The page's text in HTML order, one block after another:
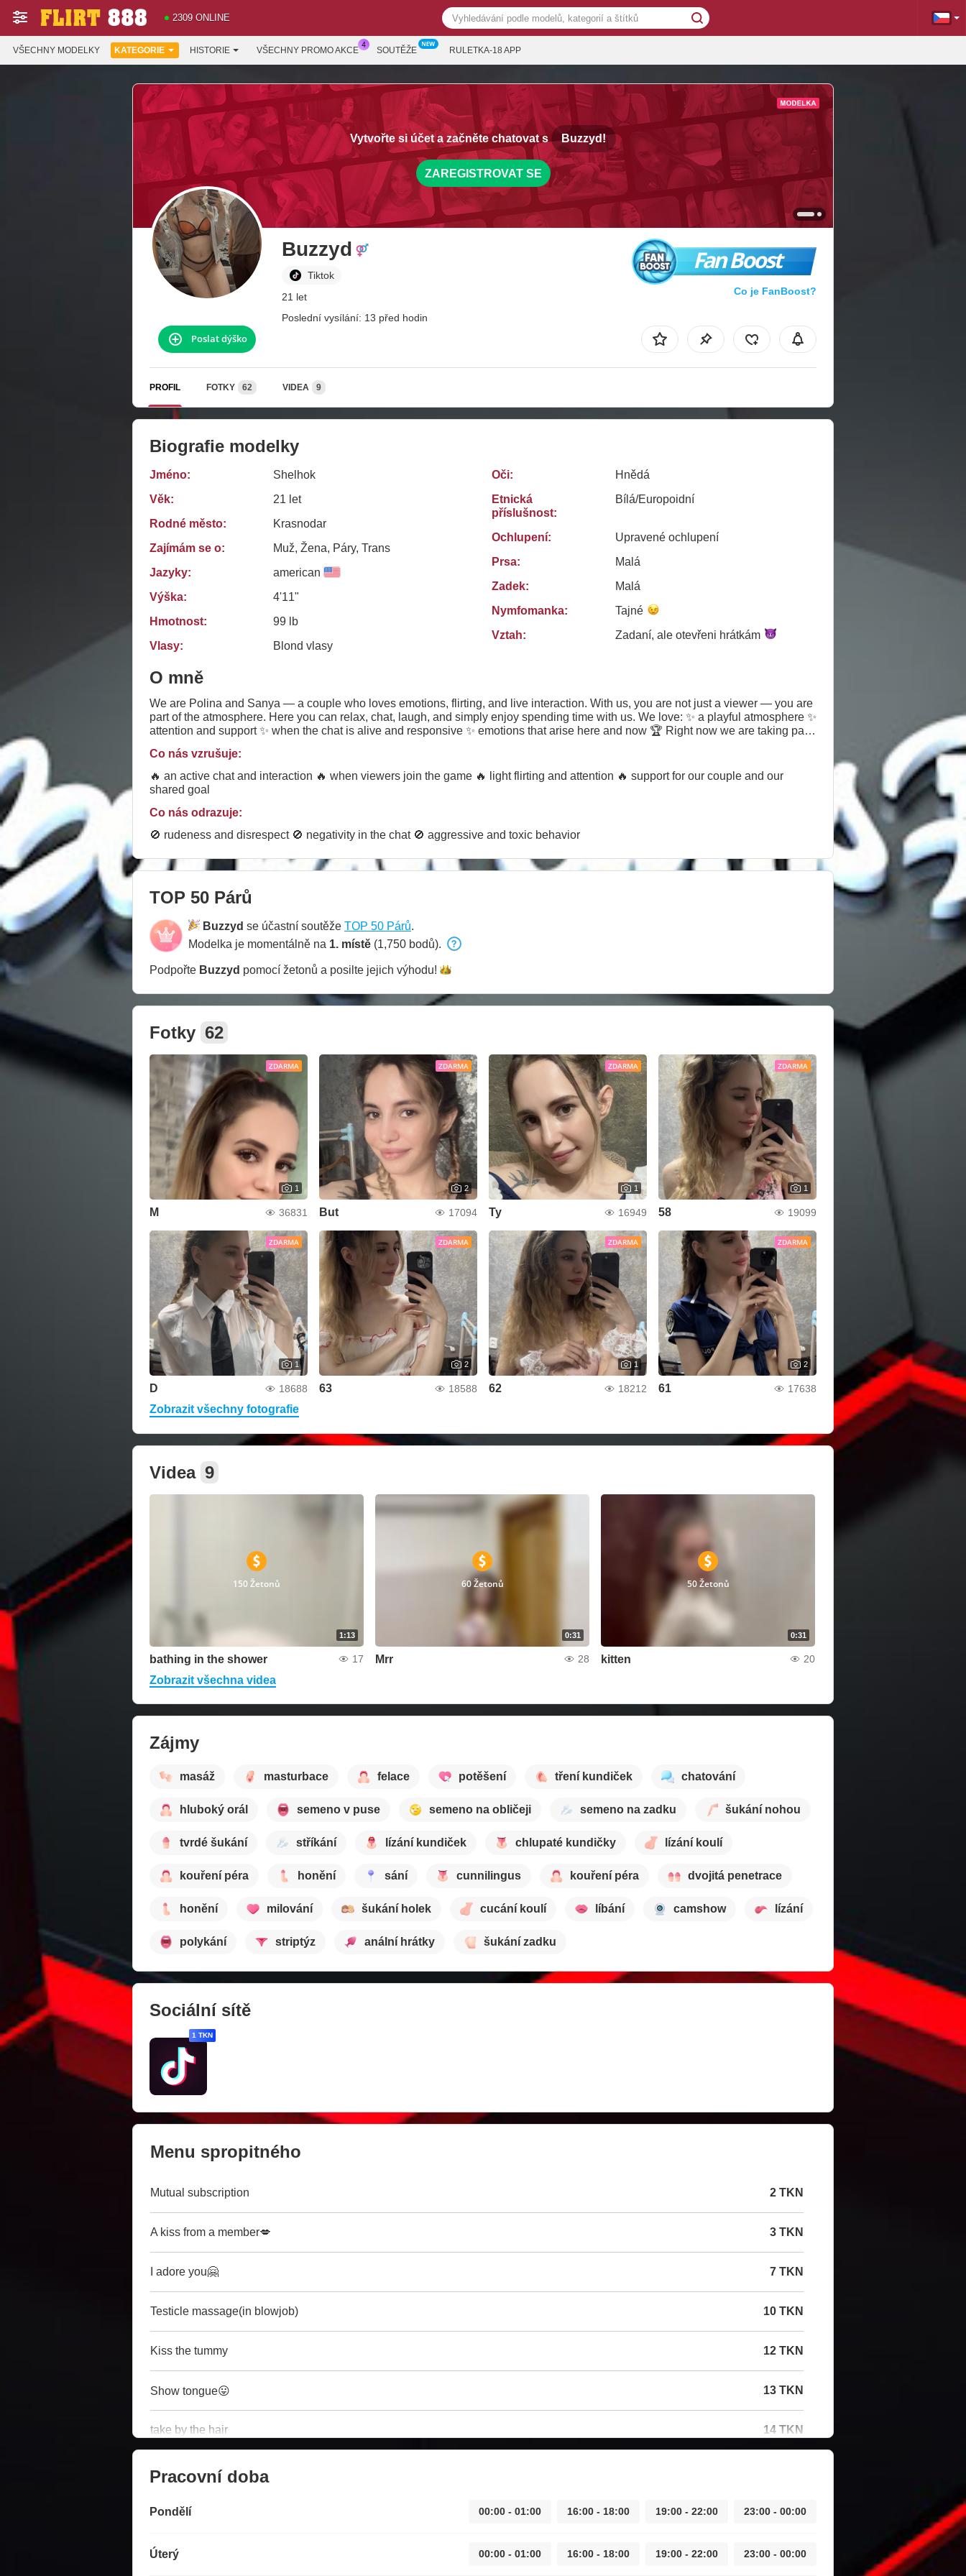
2309 ONLINE
VŠECHNY MODELKY KATEGORIE HISTORIE VŠECHNY PROMO AKCE SOUTĚŽE RULETKA-18 APP
Vytvořte si účet a začněte chatovat s Buzzyd!
ZAREGISTROVAT SE
Buzzyd
Tiktok
21 let
Poslední vysílání: 13 před hodin
Fan Boost
Co je FanBoost?
Poslat dýško
PROFIL FOTKY 62 VIDEA 9
Biografie modelky
Jméno:
Shelhok
Věk:
21 let
Rodné město:
Krasnodar
Zajímám se o:
Muž, Žena, Páry, Trans
Jazyky:
american
Výška:
4'11"
Hmotnost:
99 lb
Vlasy:
Blond vlasy
Oči:
Hnědá
Etnická
příslušnost:
Bílá/Europoidní
Ochlupení:
Upravené ochlupení
Prsa:
Malá
Zadek:
Malá
Nymfomanka:
Tajné
Vztah:
Zadaní, ale otevřeni hrátkám
O mně
We are Polina and Sanya — a couple who loves emotions, flirting, and live interaction. With us, you are not just a viewer — you are
part of the atmosphere. Here you can relax, chat, laugh, and simply enjoy spending time with us. We love: ✨ a playful atmosphere ✨
attention and support ✨ when the chat is alive and responsive ✨ emotions that arise here and now 🏆 Right now we are taking part
growth of our show. Thank you to everyone who is with us ❤️ 💬 If you enjoy the vibe — stay with us, chat, and become part of our
little team.
Co nás vzrušuje:
🔥 an active chat and interaction 🔥 when viewers join the game 🔥 light flirting and attention 🔥 support for our couple and our
shared goal
Co nás odrazuje:
🚫 rudeness and disrespect 🚫 negativity in the chat 🚫 aggressive and toxic behavior
TOP 50 Párů
Buzzyd se účastní soutěže TOP 50 Párů.
Modelka je momentálně na 1. místě (1,750 bodů).
Podpořte Buzzyd pomocí žetonů a posilte jejich výhodu!
Fotky 62
ZDARMA
1
M 36831
ZDARMA
2
But 17094
ZDARMA
1
Ty 16949
ZDARMA
1
58 19099
ZDARMA
1
D 18688
ZDARMA
2
63 18588
ZDARMA
1
62 18212
ZDARMA
2
61 17638
Zobrazit všechny fotografie
Videa 9
1:13
150 Žetonů
bathing in the shower 17
0:31
60 Žetonů
Mrr 28
0:31
50 Žetonů
kitten 20
Zobrazit všechna videa
Zájmy
masáž masturbace felace potěšení tření kundiček chatování
hluboký orál semeno v puse semeno na obličeji semeno na zadku šukání nohou
tvrdé šukání stříkání lízání kundiček chlupaté kundičky lízání koulí
kouření péra honění sání cunnilingus kouření péra dvojitá penetrace
honění milování šukání holek cucání koulí líbání camshow lízání
polykání striptýz anální hrátky šukání zadku
Sociální sítě
1 TKN
Menu spropitného
Mutual subscription 2 TKN
A kiss from a member💋 3 TKN
I adore you🤗 7 TKN
Testicle massage(in blowjob) 10 TKN
Kiss the tummy 12 TKN
Show tongue😛 13 TKN
take by the hair 14 TKN
Pracovní doba
Pondělí 00:00 - 01:00 16:00 - 18:00 19:00 - 22:00 23:00 - 00:00
Úterý 00:00 - 01:00 16:00 - 18:00 19:00 - 22:00 23:00 - 00:00